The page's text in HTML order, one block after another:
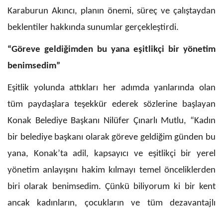
Karaburun Akıncı, planın önemi, süreç ve çalıştaydan
beklentiler hakkında sunumlar gerçekleştirdi.
“Göreve geldiğimden bu yana eşitlikçi bir yönetim
benimsedim”
Eşitlik yolunda attıkları her adımda yanlarında olan
tüm paydaşlara teşekkür ederek sözlerine başlayan
Konak Belediye Başkanı Nilüfer Çınarlı Mutlu, “Kadın
bir belediye başkanı olarak göreve geldiğim günden bu
yana, Konak’ta adil, kapsayıcı ve eşitlikçi bir yerel
yönetim anlayışını hakim kılmayı temel önceliklerden
biri olarak benimsedim. Çünkü biliyorum ki bir kent
ancak kadınların, çocukların ve tüm dezavantajlı